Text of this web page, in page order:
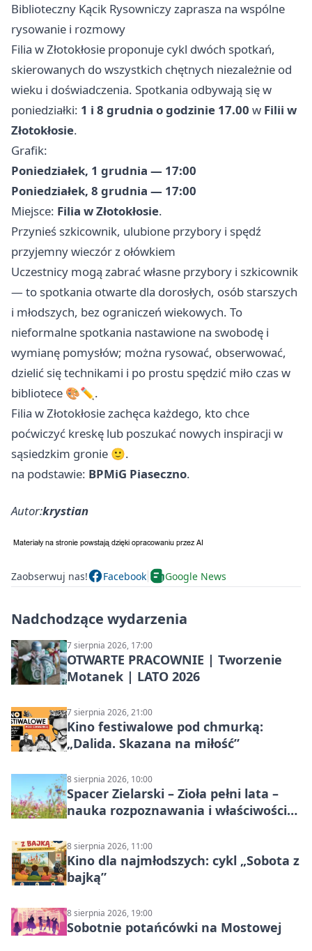
Biblioteczny Kącik Rysowniczy zaprasza na wspólne
rysowanie i rozmowy
Filia w Złotokłosie proponuje cykl dwóch spotkań,
skierowanych do wszystkich chętnych niezależnie od
wieku i doświadczenia. Spotkania odbywają się w
poniedziałki: 1 i 8 grudnia o godzinie 17.00 w Filii w
Złotokłosie.
Grafik:
Poniedziałek, 1 grudnia — 17:00
Poniedziałek, 8 grudnia — 17:00
Miejsce: Filia w Złotokłosie.
Przynieś szkicownik, ulubione przybory i spędź
przyjemny wieczór z ołówkiem
Uczestnicy mogą zabrać własne przybory i szkicownik
— to spotkania otwarte dla dorosłych, osób starszych
i młodszych, bez ograniczeń wiekowych. To
nieformalne spotkania nastawione na swobodę i
wymianę pomysłów; można rysować, obserwować,
dzielić się technikami i po prostu spędzić miło czas w
bibliotece 🎨✏️.
Filia w Złotokłosie zachęca każdego, kto chce
poćwiczyć kreskę lub poszukać nowych inspiracji w
sąsiedzkim gronie 🙂.
na podstawie: BPMiG Piaseczno.
Autor:krystian
Zaobserwuj nas! Facebook Google News
Nadchodzące wydarzenia
7 sierpnia 2026, 17:00
OTWARTE PRACOWNIE | Tworzenie
Motanek | LATO 2026
7 sierpnia 2026, 21:00
Kino festiwalowe pod chmurką:
„Dalida. Skazana na miłość”
8 sierpnia 2026, 10:00
Spacer Zielarski – Zioła pełni lata –
nauka rozpoznawania i właściwości
8 sierpnia 2026, 11:00
Kino dla najmłodszych: cykl „Sobota z
bajką”
8 sierpnia 2026, 19:00
Sobotnie potańcówki na Mostowej